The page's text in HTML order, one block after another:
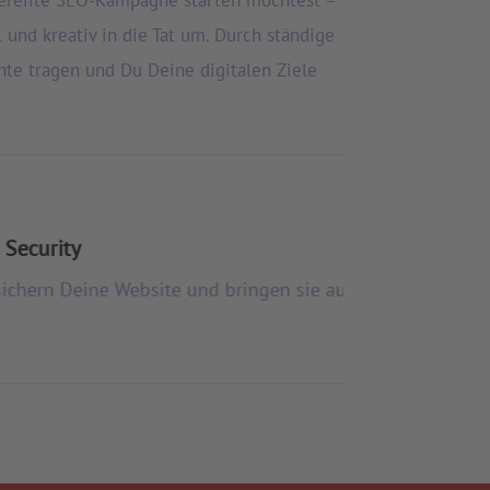
kreativ in die Tat um. Durch ständige
tragen und Du Deine digitalen Ziele
neuesten Stand.